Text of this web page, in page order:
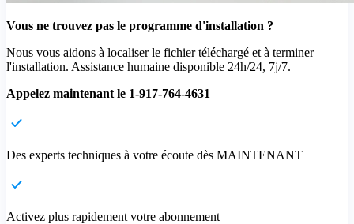
Vous ne trouvez pas le programme d'installation ?
Nous vous aidons à localiser le fichier téléchargé et à terminer
l'installation. Assistance humaine disponible 24h/24, 7j/7.
Appelez maintenant le 1-917-764-4631
Des experts techniques à votre écoute dès MAINTENANT
Activez plus rapidement votre abonnement